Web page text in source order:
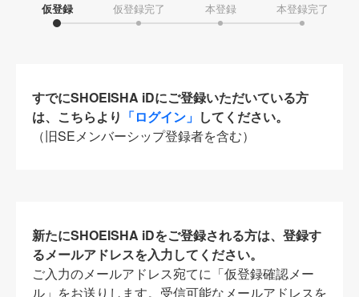
仮登録 仮登録完了 本登録 本登録完了
すでにSHOEISHA iDにご登録いただいている方
は、こちらより 「ログイン」 してください。
（旧SEメンバーシップ登録者を含む）
新たにSHOEISHA iDをご登録される方は、登録す
るメールアドレスを入力してください。
ご入力のメールアドレス宛てに「仮登録確認メー
ル」をお送りします。受信可能なメールアドレスを